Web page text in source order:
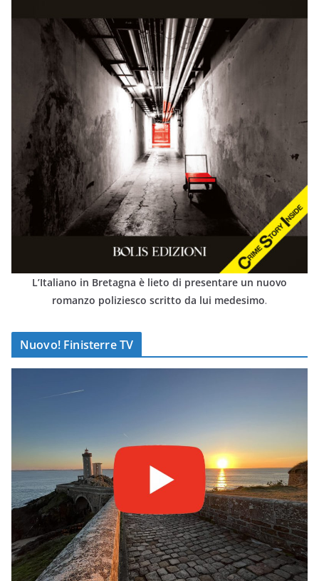
L’Italiano in Bretagna è lieto di presentare un nuovo
romanzo poliziesco scritto da lui medesimo.
Nuovo! Finisterre TV